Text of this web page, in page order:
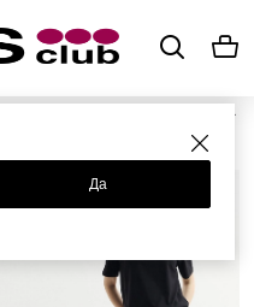
Да
Женская одежда